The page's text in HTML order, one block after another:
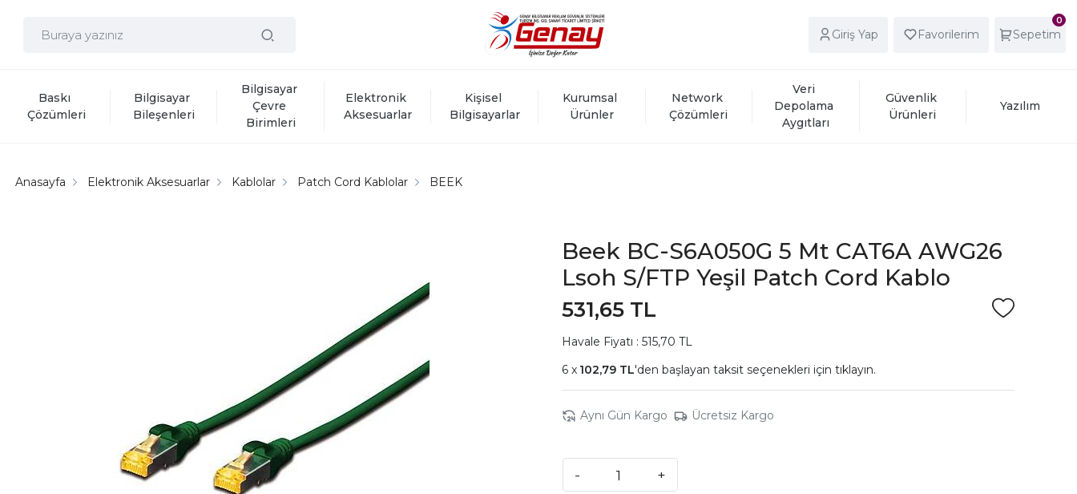
Giriş Yap Favorilerim
0
Sepetim
Baskı
Çözümleri
Bilgisayar
Bileşenleri
Bilgisayar
Çevre
Birimleri
Elektronik
Aksesuarlar
Kişisel
Bilgisayarlar
Kurumsal
Ürünler
Network
Çözümleri
Veri
Depolama
Aygıtları
Güvenlik
Ürünleri
Yazılım
Anasayfa Elektronik Aksesuarlar Kablolar Patch Cord Kablolar BEEK
Beek BC-S6A050G 5 Mt CAT6A AWG26
Lsoh S/FTP Yeşil Patch Cord Kablo
531,65 TL
Havale Fiyatı : 515,70 TL
102,79 TL'den başlayan taksit seçenekleri için tıklayın.
Aynı Gün Kargo Ücretsiz Kargo
- +